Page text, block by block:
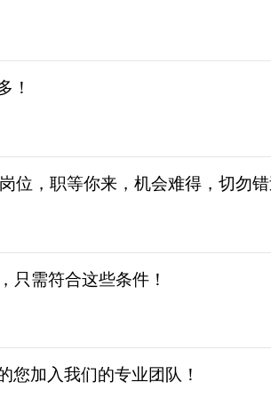
！
位，职等你来，机会难得，切勿
只需符合这些条件！
您加入我们的专业团队！